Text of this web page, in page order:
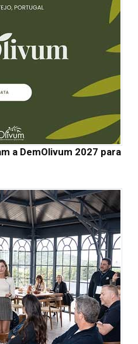
a DemOlivum 2027 para